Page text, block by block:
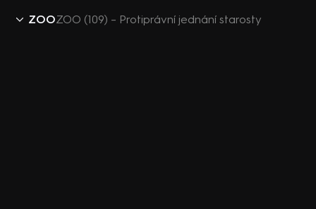
ZOOZOO (109) – Protiprávní jednání starosty